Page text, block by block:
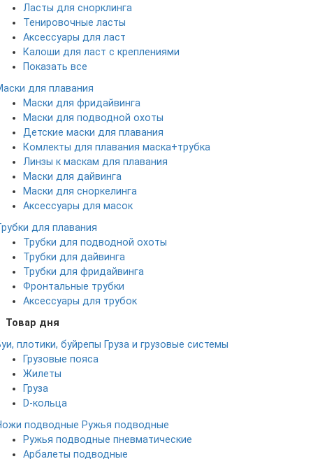
Ласты для снорклинга
Тенировочные ласты
Аксессуары для ласт
Калоши для ласт с креплениями
Показать все
для плавания
Маски для фридайвинга
Маски для подводной охоты
Детские маски для плавания
Комлекты для плавания маска+трубка
Линзы к маскам для плавания
Маски для дайвинга
Маски для сноркелинга
Аксессуары для масок
для плавания
Трубки для подводной охоты
Трубки для дайвинга
Трубки для фридайвинга
Фронтальные трубки
Аксессуары для трубок
Товар дня
плотики, буйрепы Груза и грузовые системы
Грузовые пояса
Жилеты
Груза
D-кольца
подводные Ружья подводные
Ружья подводные пневматические
Арбалеты подводные